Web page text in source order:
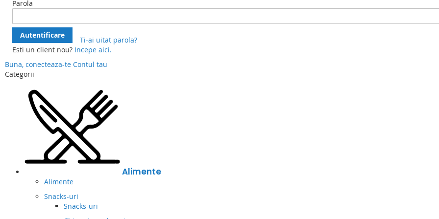
Parola
Autentificare
Ti-ai uitat parola?
Esti un client nou? Incepe aici.
Buna, conecteaza-te Contul tau
Categorii
Alimente
Alimente
Snacks-uri
Snacks-uri